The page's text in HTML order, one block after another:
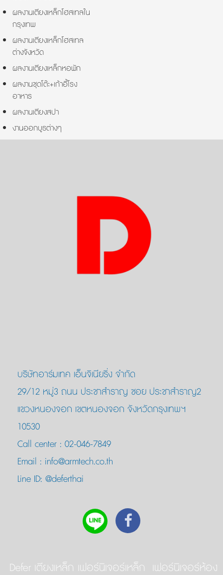
ผลงานเตียงเหล็กโฮสเทลใน
กรุงเทพ
ผลงานเตียงเหล็กโฮสเทล
ต่างจังหวัด
ผลงานเตียงเหล็กหอพัก
ผลงานชุดโต๊ะ+เก้าอี้โรง
อาหาร
ผลงานเตียงสปา
งานออกบูธต่างๆ
บริษัทอาร์มเทค เอ็นจิเนียริ่ง จำกัด
29/12 หมู่3 ถนน ประชาสำราญ ซอย ประชาสำราญ2
แขวงหนองจอก เขตหนองจอก จังหวัดกรุงเทพฯ
10530
Call center : 02-046-7849
Email : info@armtech.co.th
Line ID: @deferthai
Defer เตียงเหล็ก เฟอร์นิเจอร์เหล็ก เฟอร์นิเจอร์ห้อง